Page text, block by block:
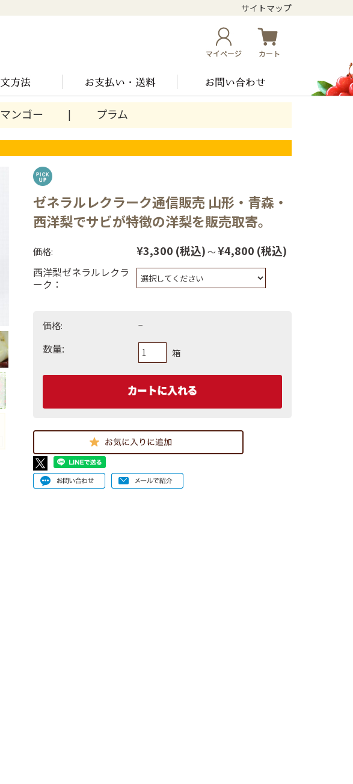
サイトマップ
マンゴー プラム
ゼネラルレクラーク通信販売 山形・青森・
西洋梨でサビが特徴の洋梨を販売取寄。
価格: ¥3,300 (税込) ～¥4,800 (税込)
西洋梨ゼネラルレクラ
ーク：
価格: −
数量: 箱